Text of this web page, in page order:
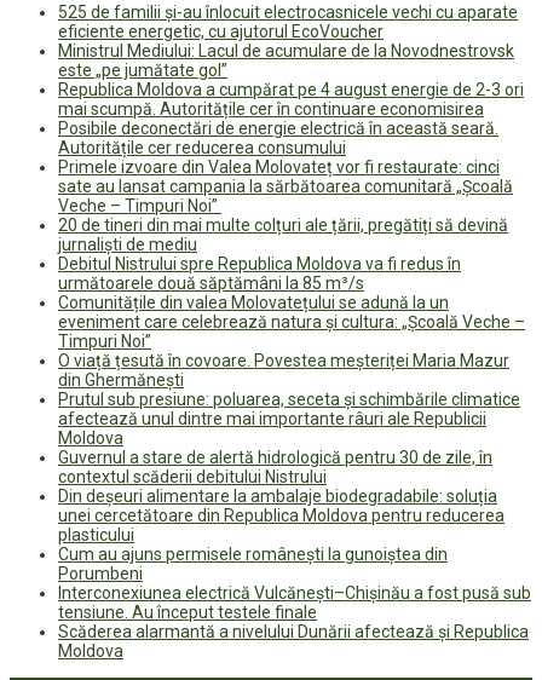
525 de familii și-au înlocuit electrocasnicele vechi cu aparate
eficiente energetic, cu ajutorul EcoVoucher
Ministrul Mediului: Lacul de acumulare de la Novodnestrovsk
este „pe jumătate gol”
Republica Moldova a cumpărat pe 4 august energie de 2-3 ori
mai scumpă. Autoritățile cer în continuare economisirea
Posibile deconectări de energie electrică în această seară.
Autoritățile cer reducerea consumului
Primele izvoare din Valea Molovateț vor fi restaurate: cinci
sate au lansat campania la sărbătoarea comunitară „Școală
Veche – Timpuri Noi”
20 de tineri din mai multe colțuri ale țării, pregătiți să devină
jurnaliști de mediu
Debitul Nistrului spre Republica Moldova va fi redus în
următoarele două săptămâni la 85 m³/s
Comunitățile din valea Molovatețului se adună la un
eveniment care celebrează natura și cultura: „Școală Veche –
Timpuri Noi”
O viață țesută în covoare. Povestea meșteriței Maria Mazur
din Ghermănești
Prutul sub presiune: poluarea, seceta și schimbările climatice
afectează unul dintre mai importante râuri ale Republicii
Moldova
Guvernul a stare de alertă hidrologică pentru 30 de zile, în
contextul scăderii debitului Nistrului
Din deșeuri alimentare la ambalaje biodegradabile: soluția
unei cercetătoare din Republica Moldova pentru reducerea
plasticului
Cum au ajuns permisele românești la gunoiștea din
Porumbeni
Interconexiunea electrică Vulcănești–Chișinău a fost pusă sub
tensiune. Au început testele finale
Scăderea alarmantă a nivelului Dunării afectează și Republica
Moldova